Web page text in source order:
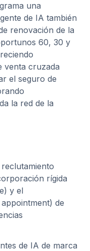
una
de IA también
renovación de la
60, 30 y
venta cruzada
el seguro de
la red de la
rígida
y el
de
de IA de marca